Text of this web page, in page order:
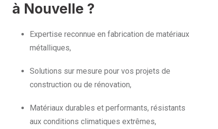
à Nouvelle ?
Expertise reconnue en fabrication de matériaux
métalliques,
Solutions sur mesure pour vos projets de
construction ou de rénovation,
Matériaux durables et performants, résistants
aux conditions climatiques extrêmes,